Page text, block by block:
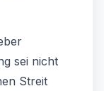
sei nicht
Streit